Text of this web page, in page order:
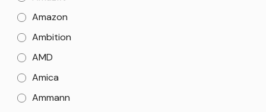
Amazon
Ambition
AMD
Amica
Ammann